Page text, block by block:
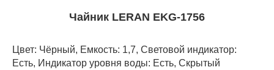
Чайник LERAN EKG-1756
Цвет: Чёрный, Емкость: 1,7, Световой индикатор:
Есть, Индикатор уровня воды: Есть, Скрытый